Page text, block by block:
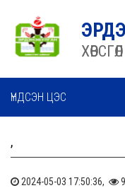
ҮНДСЭН ЦЭС
,
2024-05-03 17:50:36,